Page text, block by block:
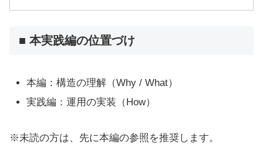
■ 本実践編の位置づけ
本編：構造の理解（Why / What）
実践編：運用の実装（How）
※未読の方は、先に本編の参照を推奨します。